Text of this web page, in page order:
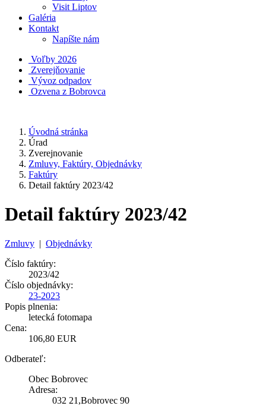
Visit Liptov
Galéria
Kontakt
Napíšte nám
Voľby 2026
Zverejňovanie
Vývoz odpadov
Ozvena z Bobrovca
Úvodná stránka
Úrad
Zverejnovanie
Zmluvy, Faktúry, Objednávky
Faktúry
Detail faktúry 2023/42
Detail faktúry 2023/42
Zmluvy | Objednávky
Číslo faktúry:
2023/42
Číslo objednávky:
23-2023
Popis plnenia:
letecká fotomapa
Cena:
106,80 EUR
Odberateľ:
Obec Bobrovec
Adresa:
032 21,Bobrovec 90